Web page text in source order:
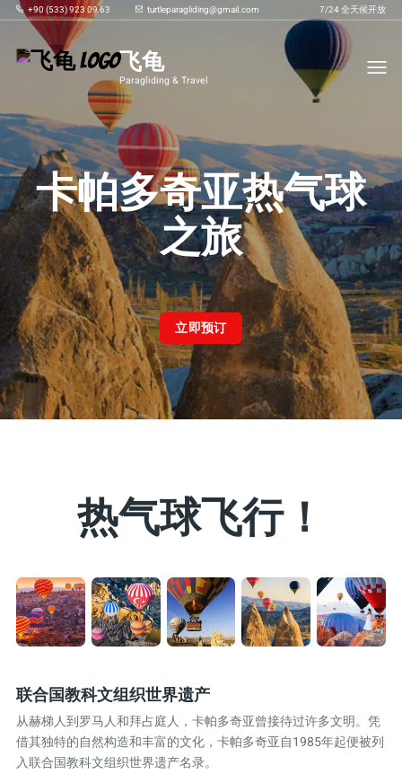
+90 (533) 923 09 63 turtleparagliding@gmail.com 7/24 全天候开放
飞龟
Paragliding & Travel
卡帕多奇亚热气球
之旅
立即预订
热气球飞行！
联合国教科文组织世界遗产
从赫梯人到罗马人和拜占庭人，卡帕多奇亚曾接待过许多文明。凭
借其独特的自然构造和丰富的文化，卡帕多奇亚自1985年起便被列
入联合国教科文组织世界遗产名录。